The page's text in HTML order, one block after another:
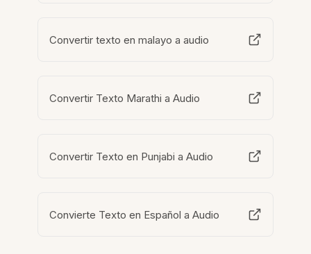
Convertir texto en malayo a audio
Convertir Texto Marathi a Audio
Convertir Texto en Punjabi a Audio
Convierte Texto en Español a Audio